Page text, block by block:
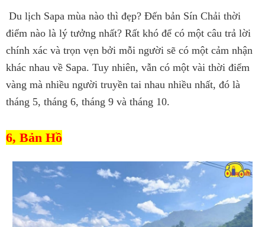
Du lịch Sapa mùa nào thì đẹp? Đến bản Sín Chải thời
điểm nào là lý tưởng nhất? Rất khó để có một câu trả lời
chính xác và trọn vẹn bởi mỗi người sẽ có một cảm nhận
khác nhau về Sapa. Tuy nhiên, vẫn có một vài thời điểm
vàng mà nhiều người truyền tai nhau nhiều nhất, đó là
tháng 5, tháng 6, tháng 9 và tháng 10.
6, Bản Hồ